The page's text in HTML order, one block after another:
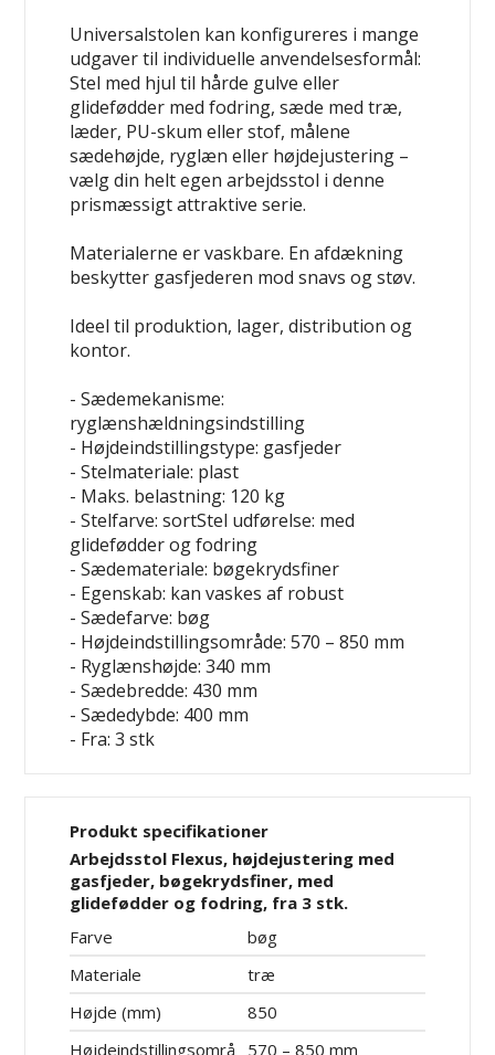
Universalstolen kan konfigureres i mange
udgaver til individuelle anvendelsesformål:
Stel med hjul til hårde gulve eller
glidefødder med fodring, sæde med træ,
læder, PU-skum eller stof, målene
sædehøjde, ryglæn eller højdejustering –
vælg din helt egen arbejdsstol i denne
prismæssigt attraktive serie.
Materialerne er vaskbare. En afdækning
beskytter gasfjederen mod snavs og støv.
Ideel til produktion, lager, distribution og
kontor.
- Sædemekanisme:
ryglænshældningsindstilling
- Højdeindstillingstype: gasfjeder
- Stelmateriale: plast
- Maks. belastning: 120 kg
- Stelfarve: sortStel udførelse: med
glidefødder og fodring
- Sædemateriale: bøgekrydsfiner
- Egenskab: kan vaskes af robust
- Sædefarve: bøg
- Højdeindstillingsområde: 570 – 850 mm
- Ryglænshøjde: 340 mm
- Sædebredde: 430 mm
- Sædedybde: 400 mm
- Fra: 3 stk
Produkt specifikationer
Arbejdsstol Flexus, højdejustering med
gasfjeder, bøgekrydsfiner, med
glidefødder og fodring, fra 3 stk.
Farve
bøg
Materiale
træ
Højde (mm)
850
Højdeindstillingsområ
570 – 850 mm